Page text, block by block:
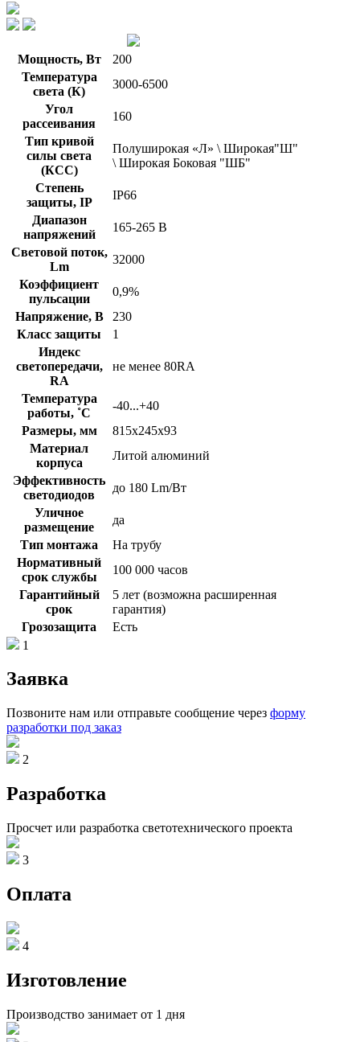
Мощность, Вт
200
Температура
света (К)
3000-6500
Угол
рассеивания
160
Тип кривой
силы света
(КСС)
Полуширокая «Л» \ Широкая"Ш"
\ Широкая Боковая "ШБ"
Степень
защиты, IP
IP66
Диапазон
напряжений
165-265 В
Световой поток,
Lm
32000
Коэффициент
пульсации
0,9%
Напряжение, В
230
Класс защиты
1
Индекс
светопередачи,
RA
не менее 80RA
Температура
работы, ˚С
-40...+40
Размеры, мм
815х245х93
Материал
корпуса
Литой алюминий
Эффективность
светодиодов
до 180 Lm/Вт
Уличное
размещение
да
Тип монтажа
На трубу
Нормативный
срок службы
100 000 часов
Гарантийный
срок
5 лет (возможна расширенная
гарантия)
Грозозащита
Есть
1
Заявка
Позвоните нам или отправьте сообщение через форму
разработки под заказ
2
Разработка
Просчет или разработка светотехнического проекта
3
Оплата
4
Изготовление
Производство занимает от 1 дня